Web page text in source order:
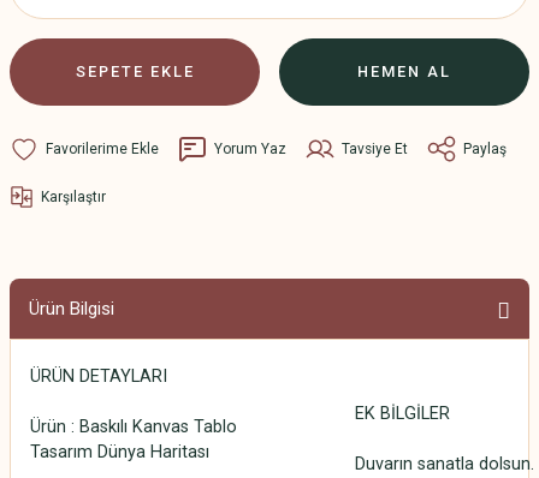
SEPETE EKLE HEMEN AL
Yorum Yaz Tavsiye Et Paylaş
Karşılaştır
Ürün Bilgisi
ÜRÜN DETAYLARI
Ürün : Baskılı Kanvas Tablo
Tasarım Dünya Haritası
EK BİLGİLER
Duvarın sanatla